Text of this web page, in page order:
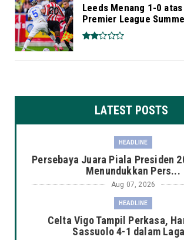
Leeds Menang 1-0
Premier League
LATEST POSTS
HEADLINE
Persebaya Juara Piala Presiden
Menundukkan Pers...
Aug 07, 2026
HEADLINE
Celta Vigo Tampil Perkasa,
Sassuolo 4-1 dalam